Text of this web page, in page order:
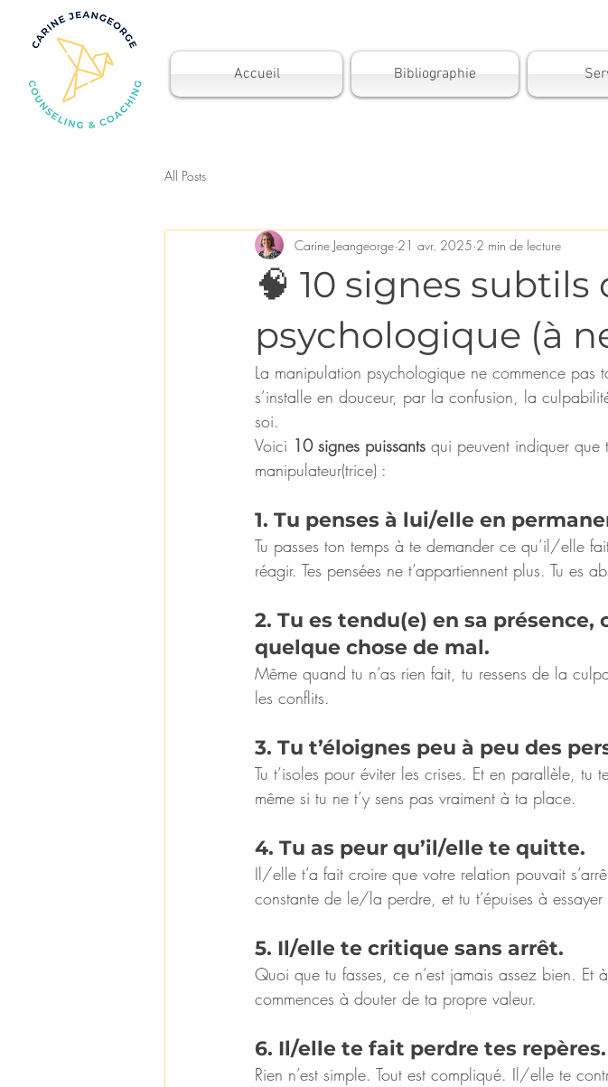
Accueil Bibliographie
All Posts
🧠 10 signes
psychologique (à
Carine Jeangeorge 21 avr. 2025 2 min de lecture
La manipulation psychologique ne commence pas
s’installe en douceur, par la confusion, la
soi.
Voici 10 signes puissants qui peuvent indiquer que
manipulateur(trice) :
1. Tu penses à lui/elle en
Tu passes ton temps à te demander ce qu’il/elle
réagir. Tes pensées ne t’appartiennent plus. Tu es
2. Tu es tendu(e) en sa
quelque chose de mal.
Même quand tu n’as rien fait, tu ressens de la
les conflits.
3. Tu t’éloignes peu à peu des
Tu t’isoles pour éviter les crises. Et en parallèle,
même si tu ne t’y sens pas vraiment à ta place.
4. Tu as peur qu’il/elle te quitte.
Il/elle t’a fait croire que votre relation pouvait
constante de le/la perdre, et tu t’épuises à
5. Il/elle te critique sans arrêt.
Quoi que tu fasses, ce n’est jamais assez bien. Et
commences à douter de ta propre valeur.
6. Il/elle te fait perdre tes repères.
Rien n’est simple. Tout est compliqué. Il/elle te